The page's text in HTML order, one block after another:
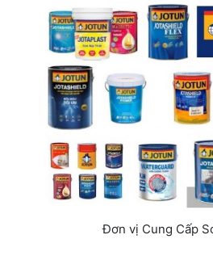
Đơn vị Cung Cấp